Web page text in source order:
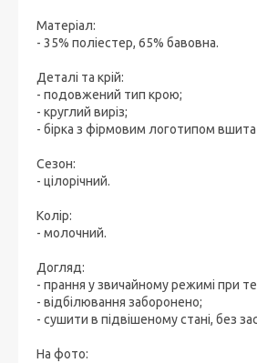
Матеріал:
- 35% поліестер, 65% бавовна.
Деталі та крій:
- подовжений тип крою;
- круглий виріз;
- бірка з фірмовим логотипом вшита
Сезон:
- цілорічний.
Колір:
- молочний.
Догляд:
- прання у звичайному режимі при
- відбілювання заборонено;
- сушити в підвішеному стані, без
На фото: